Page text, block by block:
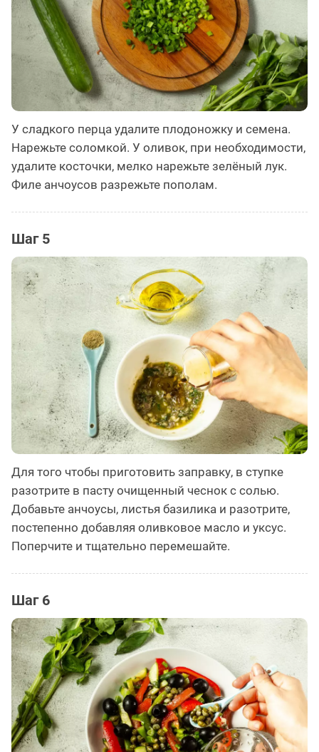
У сладкого перца удалите плодоножку и семена.
Нарежьте соломкой. У оливок, при необходимости,
удалите косточки, мелко нарежьте зелёный лук.
Филе анчоусов разрежьте пополам.
Шаг 5
Для того чтобы приготовить заправку, в ступке
разотрите в пасту очищенный чеснок с солью.
Добавьте анчоусы, листья базилика и разотрите,
постепенно добавляя оливковое масло и уксус.
Поперчите и тщательно перемешайте.
Шаг 6